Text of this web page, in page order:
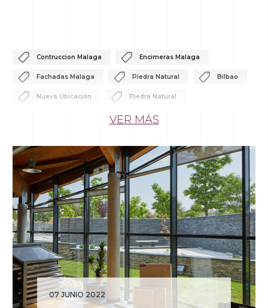
07 JUNIO 2022
Contruccion Malaga Encimeras Malaga
Fachadas Malaga Piedra Natural Bilbao
Nueva Ubicación Piedra Natural
VER MÁS